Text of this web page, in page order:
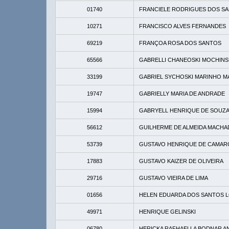
01740 FRANCIELE RODRIGUES DOS
10271 FRANCISCO ALVES FERNANDES
69219 FRANÇOA ROSA DOS SANTOS
65566 GABRELLI CHANEOSKI
33199 GABRIEL SYCHOSKI MARINHO
19747 GABRIELLY MARIA DE ANDRADE
15994 GABRYELL HENRIQUE DE
56612 GUILHERME DE ALMEIDA
53739 GUSTAVO HENRIQUE DE
17883 GUSTAVO KAIZER DE OLIVEIRA
29716 GUSTAVO VIEIRA DE LIMA
01656 HELEN EDUARDA DOS SANTOS
49971 HENRIQUE GELINSKI